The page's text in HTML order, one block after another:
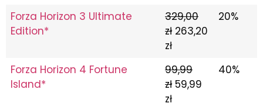
Forza Horizon 3 Ultimate
Edition*
329,00
zł 263,20
zł
20%
Forza Horizon 4 Fortune
Island*
99,99
zł 59,99
zł
40%